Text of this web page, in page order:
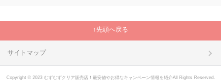
先頭へ戻る
サイトマップ
Copyright © 2023 むずむずクリア販売店！最安値やお得なキャンペーン情報を紹介All Rights Reserved.